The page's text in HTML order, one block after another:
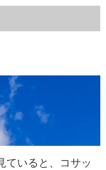
いると、コサッ